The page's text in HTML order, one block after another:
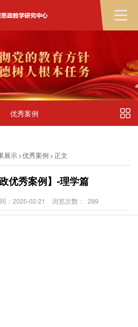
优秀案例
展示>优秀案例 >正文
优秀案例】-理学篇
：2025-02-21 浏览次数： 289